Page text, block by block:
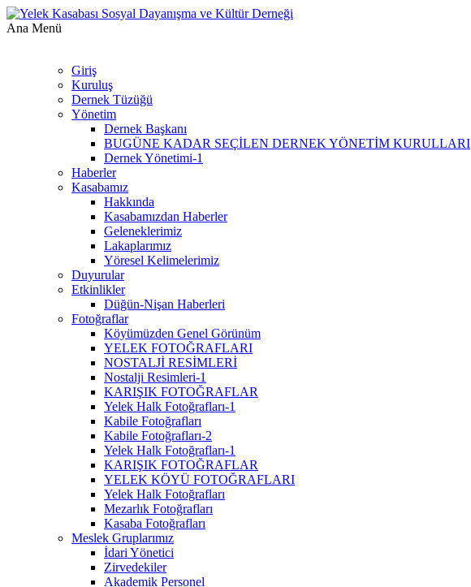
Ana Menü
Giriş
Kuruluş
Dernek Tüzüğü
Yönetim
Dernek Başkanı
BUGÜNE KADAR SEÇİLEN DERNEK YÖNETİM KURULLARI
Dernek Yönetimi-1
Haberler
Kasabamız
Hakkında
Kasabamızdan Haberler
Geleneklerimiz
Lakaplarımız
Yöresel Kelimelerimiz
Duyurular
Etkinlikler
Düğün-Nişan Haberleri
Fotoğraflar
Köyümüzden Genel Görünüm
YELEK FOTOĞRAFLARI
NOSTALJİ RESİMLERİ
Nostalji Resimleri-1
KARIŞIK FOTOĞRAFLAR
Yelek Halk Fotoğrafları-1
Kabile Fotoğrafları
Kabile Fotoğrafları-2
Yelek Halk Fotoğrafları-1
KARIŞIK FOTOĞRAFLAR
YELEK KÖYÜ FOTOĞRAFLARI
Yelek Halk Fotoğrafları
Mezarlık Fotoğrafları
Kasaba Fotoğrafları
Meslek Gruplarımız
İdari Yönetici
Zirvedekiler
Akademik Personel